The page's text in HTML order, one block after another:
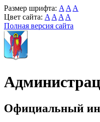
Размер шрифта: A A A
Цвет сайта: A A A A
Полная версия сайта
Официальный